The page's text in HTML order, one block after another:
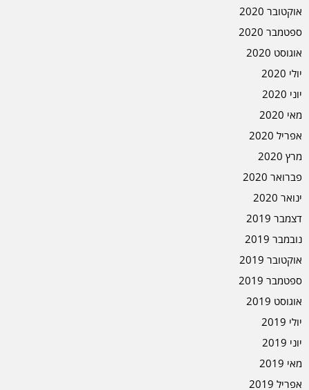
אוקטובר 2020
ספטמבר 2020
אוגוסט 2020
יולי 2020
יוני 2020
מאי 2020
אפריל 2020
מרץ 2020
פברואר 2020
ינואר 2020
דצמבר 2019
נובמבר 2019
אוקטובר 2019
ספטמבר 2019
אוגוסט 2019
יולי 2019
יוני 2019
מאי 2019
אפריל 2019